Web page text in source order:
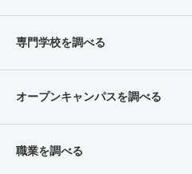
専門学校を調べる
オープンキャンパスを調べる
職業を調べる